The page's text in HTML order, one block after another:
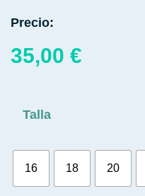
Precio:
35,00 €
Talla
16 18 20